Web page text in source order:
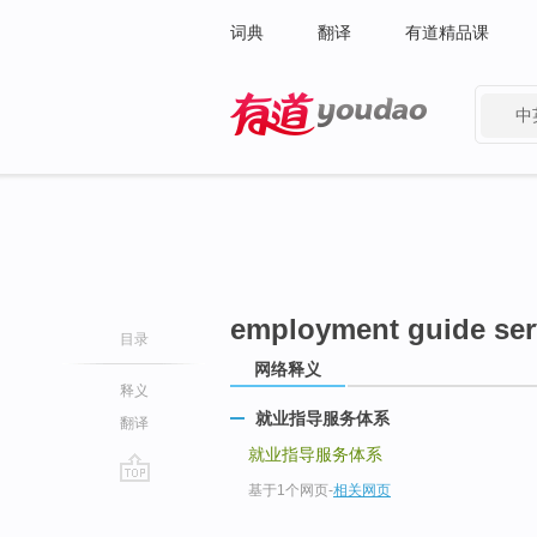
词典 翻译 有道精品课
中
目录
释义
翻译
employment guide
网络释义
就业指导服务体系
就业指导服务体系
基于1个网页-相关网页